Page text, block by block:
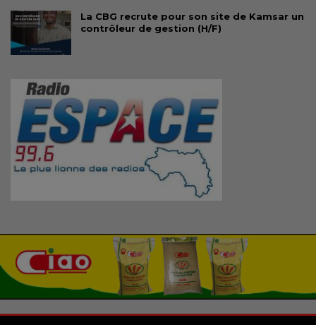
La CBG recrute pour son site de Kamsar un
contrôleur de gestion (H/F)